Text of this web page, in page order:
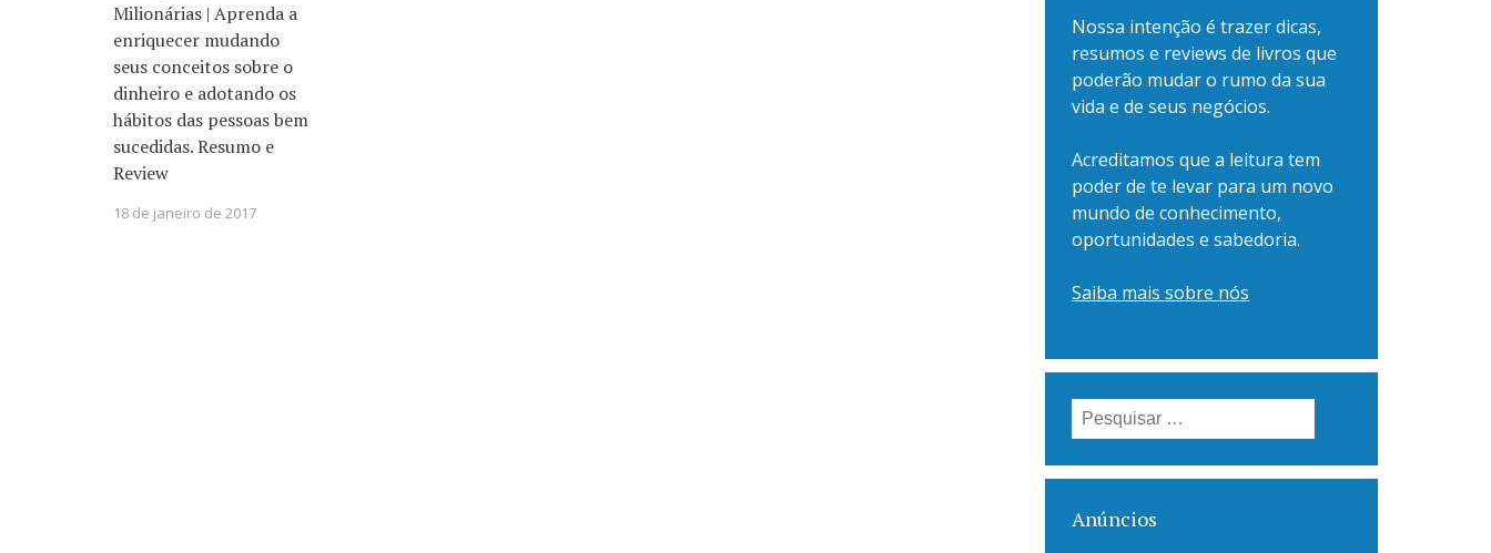
Milionárias | Aprenda a
enriquecer mudando
seus conceitos sobre o
dinheiro e adotando os
hábitos das pessoas bem
sucedidas. Resumo e
Review
18 de janeiro de 2017
Nossa intenção é trazer dicas,
resumos e reviews de livros que
poderão mudar o rumo da sua
vida e de seus negócios.
Acreditamos que a leitura tem
poder de te levar para um novo
mundo de conhecimento,
oportunidades e sabedoria.
Saiba mais sobre nós
Pesquisar
por:
Anúncios